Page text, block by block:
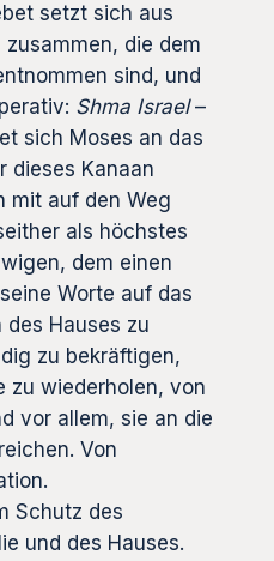
setzt sich aus
die dem
sind, und
Shma Israel–
sich Moses an das
dieses Kanaan
mit auf den Weg
als höchstes
dem einen
Worte auf das
des Hauses zu
zu bekräftigen,
zu wiederholen, von
vor allem, sie an die
Von
Schutz des
und des Hauses.